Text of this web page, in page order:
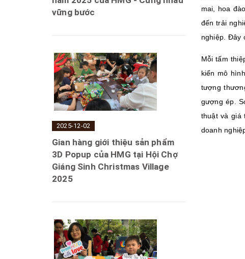
mai, hoa
đến trải
nghiệp. Đây
Mỗi tấm
kiến mô
tượng
gượng ép.
thuật và giá
doanh
vững bước
2025-12-02
Gian hàng giới thiệu sản phẩm
3D Popup của HMG tại Hội Chợ
Giáng Sinh Christmas Village
2025